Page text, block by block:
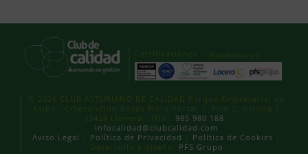
Certificaciones Promotores
© 2026 CLUB ASTURIANO DE CALIDAD Parque Empresarial de
Asipo · C/Secundino Roces Riera Portal 1, Piso 2, Oficina 3
33428 Llanera · Tlfn.: 985 980 188
infocalidad@clubcalidad.com
Aviso Legal
Política de Privacidad Política de Cookies
Desarrollo y diseño:
PFS Grupo